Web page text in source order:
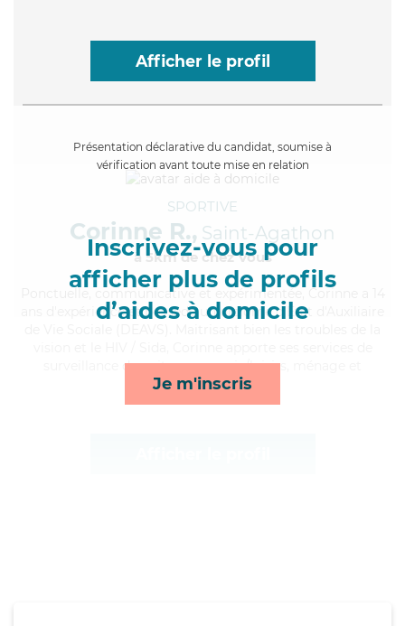
Afficher le profil
Présentation déclarative du candidat, soumise à
vérification avant toute mise en relation
Inscrivez-vous pour
afficher plus de profils
d’aides à domicile
Je m'inscris
SPORTIVE
Corinne R., Saint-Agathon
à 5km de chez Vous
, communicative et expérimentée, Corinne a 14
ans d'expérience et possède un diplôme d'État d'Auxiliaire
surveillance de nuit, compagnie/loisirs, ménage et
courses/livraison*